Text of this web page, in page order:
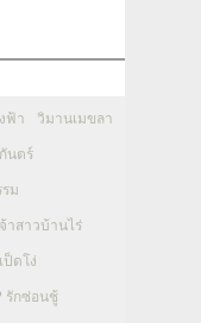
ฟ้า วิมานเมขลา
นตร์
รม
จ้าสาวบ้านไร่
ป็ดโง่
รักซ่อนชู้